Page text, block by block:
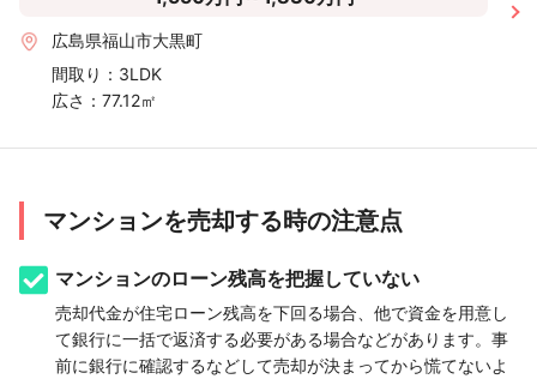
広島県福山市大黒町
間取り： 3LDK
広さ： 77.12㎡
マンションを売却する時の注意点
マンションのローン残高を把握していない
売却代金が住宅ローン残高を下回る場合、他で資金を用意し
て銀行に一括で返済する必要がある場合などがあります。事
前に銀行に確認するなどして売却が決まってから慌てないよ